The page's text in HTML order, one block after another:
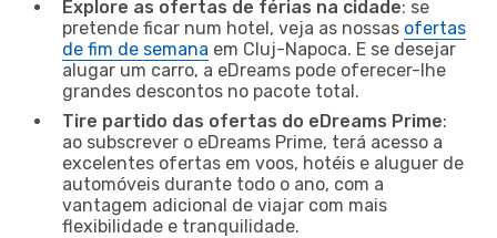
Explore as ofertas de férias na cidade: se
pretende ficar num hotel, veja as nossas ofertas
de fim de semana em Cluj-Napoca. E se desejar
alugar um carro, a eDreams pode oferecer-lhe
grandes descontos no pacote total.
Tire partido das ofertas do eDreams Prime:
ao subscrever o eDreams Prime, terá acesso a
excelentes ofertas em voos, hotéis e aluguer de
automóveis durante todo o ano, com a
vantagem adicional de viajar com mais
flexibilidade e tranquilidade.